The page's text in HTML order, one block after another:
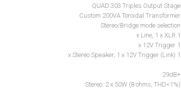
QUAD 303 Triples Output Stage
Custom 200VA Toroidal Transformer
Stereo/Bridge mode selection
1 x Line, 1 x XLR
1 x 12V Trigger
1 x Stereo Speaker, 1 x 12V Trigger (Link)
+29dB
Stereo: 2 x 50W (8 ohms, THD<1%)